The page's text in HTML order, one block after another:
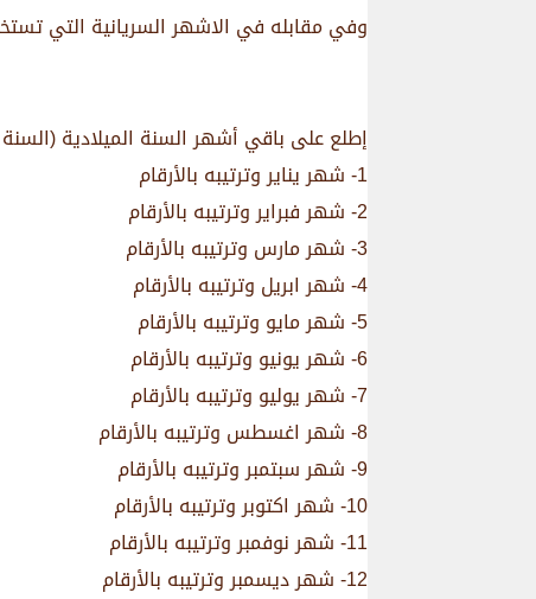
وفي مقابله في الاشهر السريانية التي
إطلع على باقي أشهر السنة الميلادية
1- شهر يناير وترتيبه بالأرقام
2- شهر فبراير وترتيبه بالأرقام
3- شهر مارس وترتيبه بالأرقام
4- شهر ابريل وترتيبه بالأرقام
5- شهر مايو وترتيبه بالأرقام
6- شهر يونيو وترتيبه بالأرقام
7- شهر يوليو وترتيبه بالأرقام
8- شهر اغسطس وترتيبه بالأرقام
9- شهر سبتمبر وترتيبه بالأرقام
10- شهر اكتوبر وترتيبه بالأرقام
11- شهر نوفمبر وترتيبه بالأرقام
12- شهر ديسمبر وترتيبه بالأرقام